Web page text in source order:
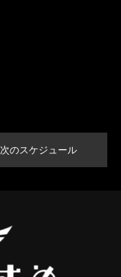
次のスケジュール